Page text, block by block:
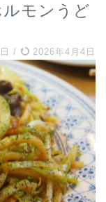
モンうど
/ 2026年4月4日